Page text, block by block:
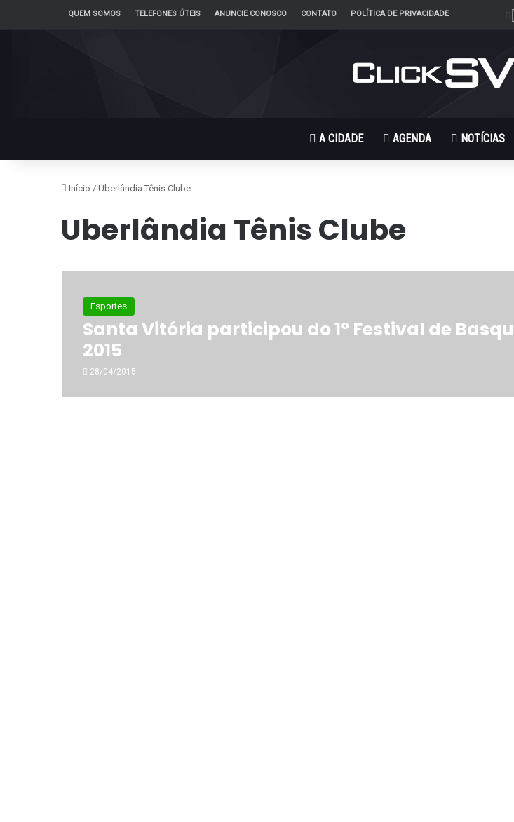
QUEM SOMOS TELEFONES ÚTEIS ANUNCIE CONOSCO CONTATO POLÍTICA DE PRIVACIDADE
A CIDADE AGENDA NOTÍCIAS
Início / Uberlândia Tênis Clube
Uberlândia Tênis Clube
Esportes
Santa Vitória participou do 1º Festival de
2015
28/04/2015